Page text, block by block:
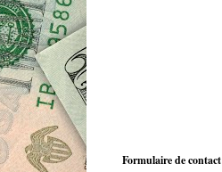
Formulaire de contact